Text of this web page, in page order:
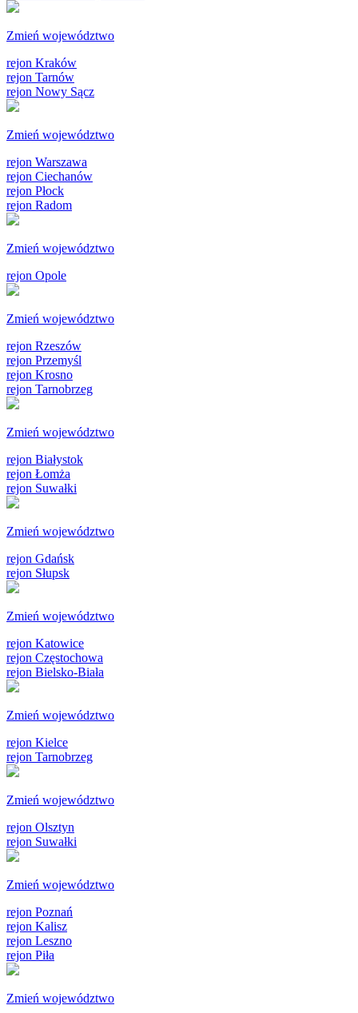
Zmień województwo
rejon Kraków
rejon Tarnów
rejon Nowy Sącz
Zmień województwo
rejon Warszawa
rejon Ciechanów
rejon Płock
rejon Radom
Zmień województwo
rejon Opole
Zmień województwo
rejon Rzeszów
rejon Przemyśl
rejon Krosno
rejon Tarnobrzeg
Zmień województwo
rejon Białystok
rejon Łomża
rejon Suwałki
Zmień województwo
rejon Gdańsk
rejon Słupsk
Zmień województwo
rejon Katowice
rejon Częstochowa
rejon Bielsko-Biała
Zmień województwo
rejon Kielce
rejon Tarnobrzeg
Zmień województwo
rejon Olsztyn
rejon Suwałki
Zmień województwo
rejon Poznań
rejon Kalisz
rejon Leszno
rejon Piła
Zmień województwo